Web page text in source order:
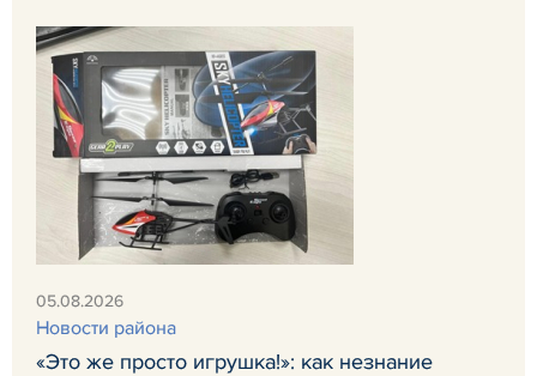
05.08.2026
Новости района
«Это же просто игрушка!»: как незнание